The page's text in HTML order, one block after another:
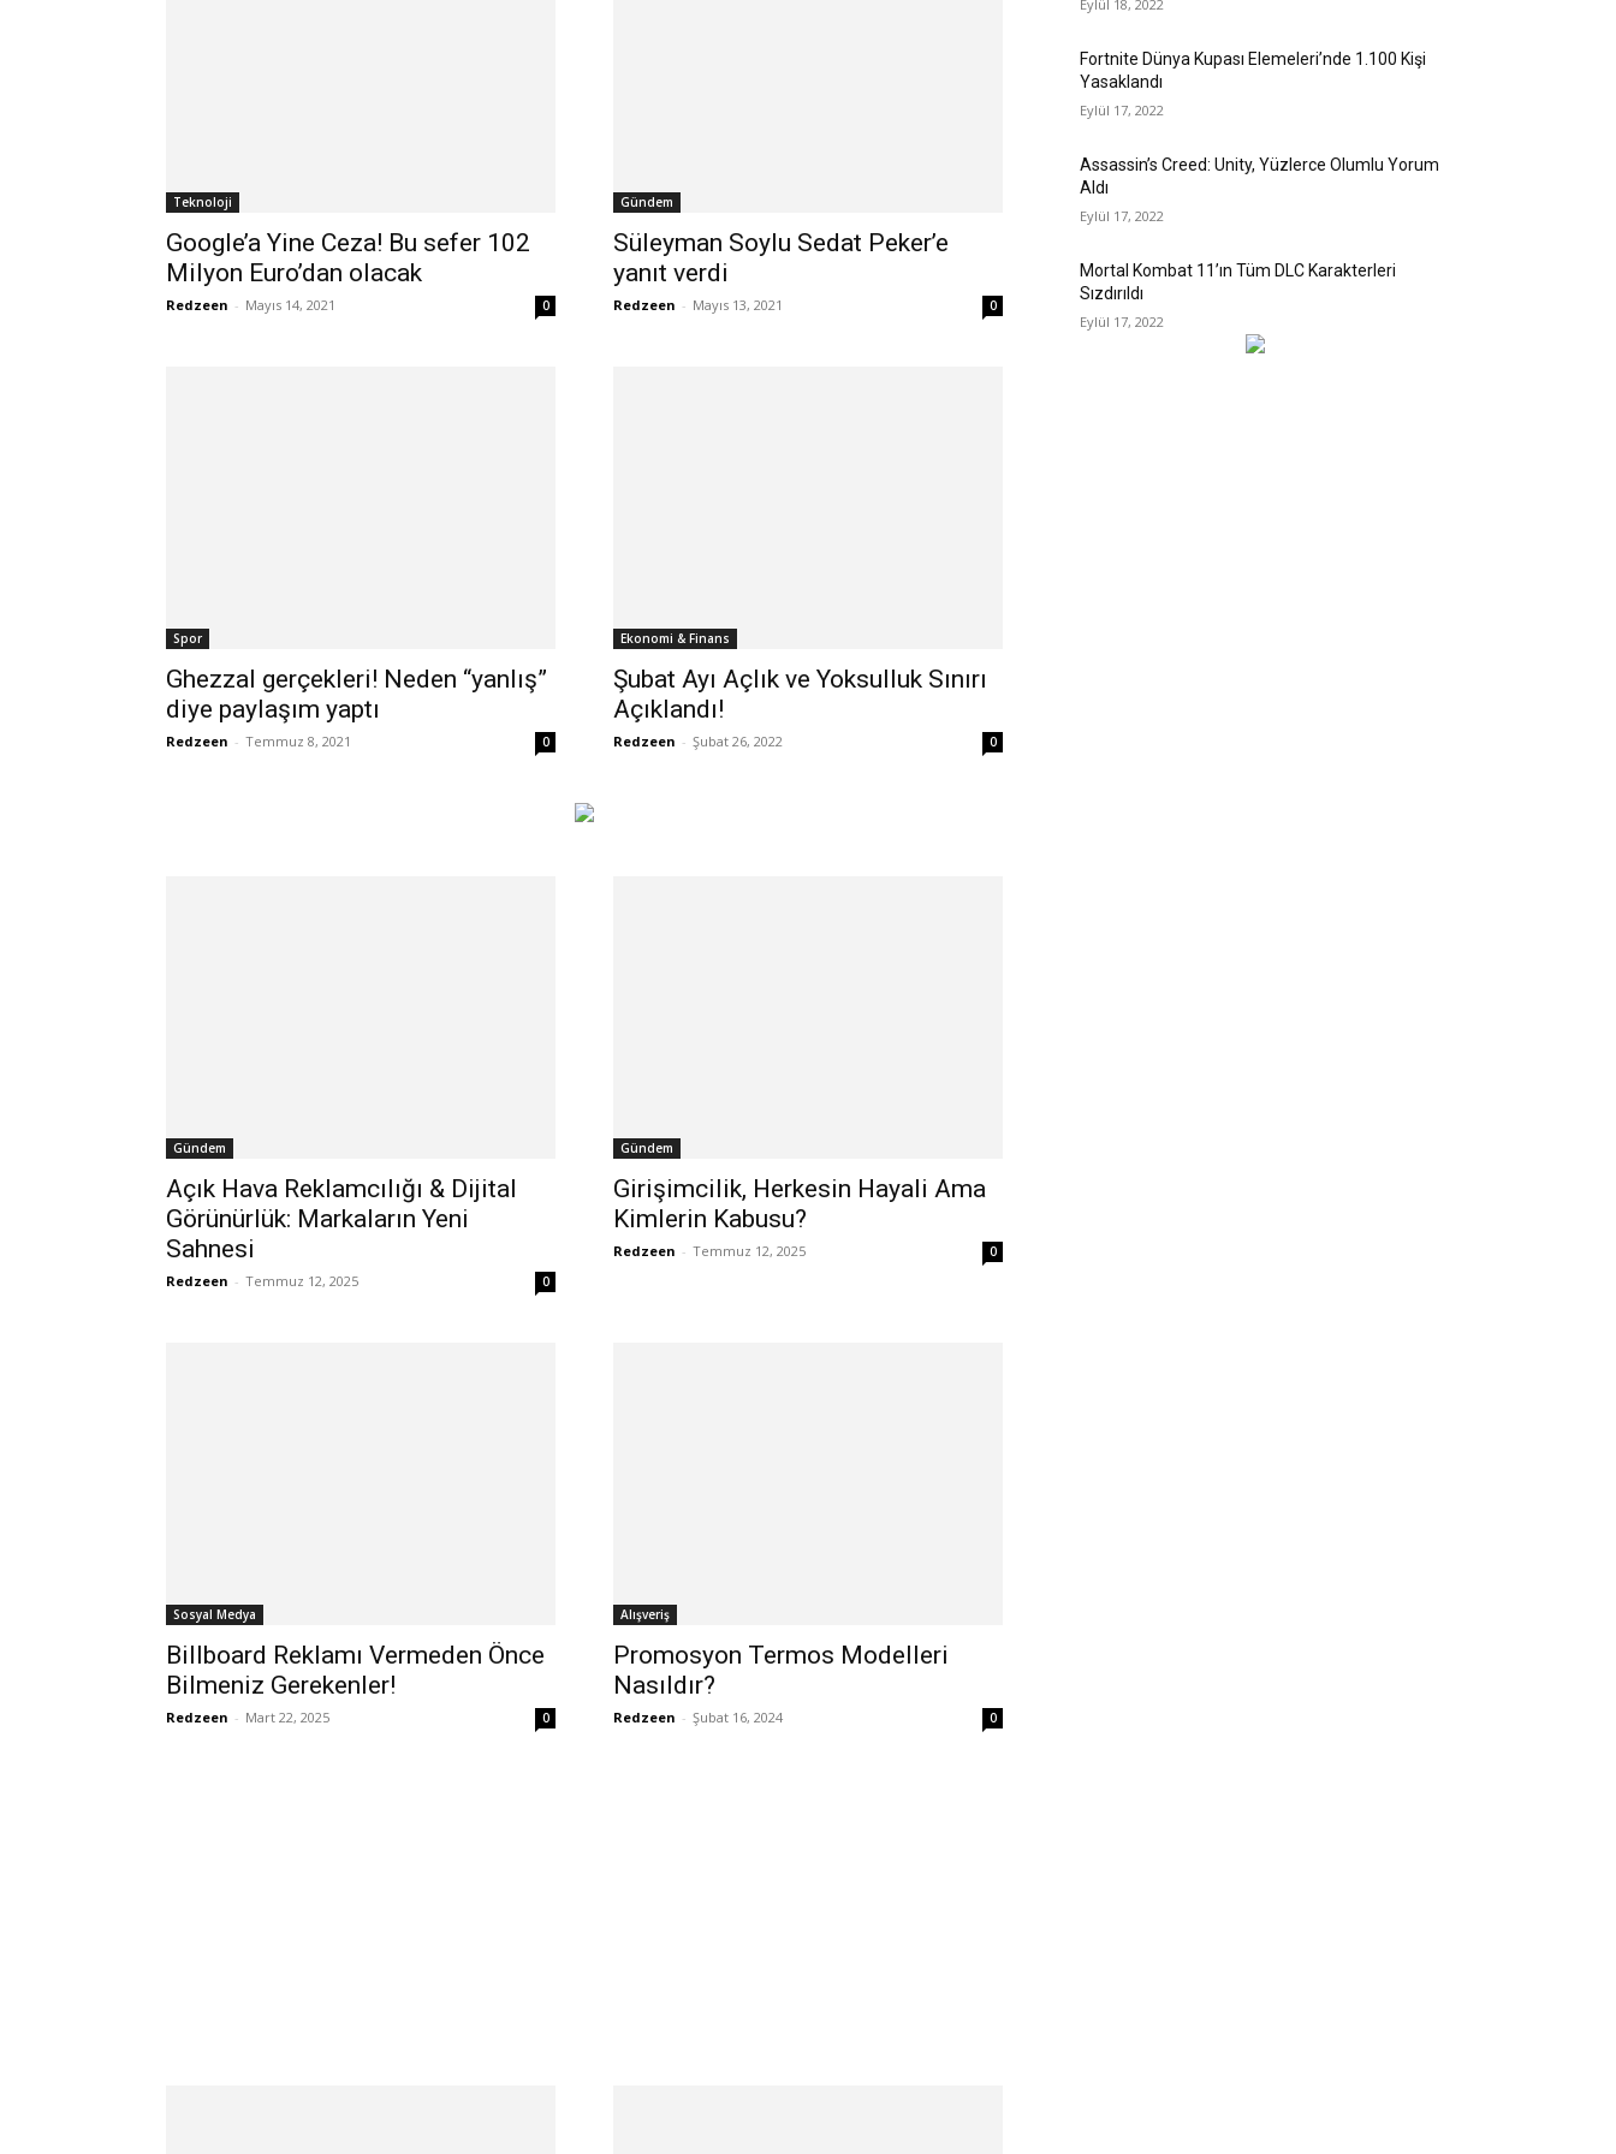
Teknoloji
Google’a Yine Ceza! Bu sefer 102
Milyon Euro’dan olacak
Redzeen - Mayıs 14, 2021 0
Gündem
Süleyman Soylu Sedat Peker’e
yanıt verdi
Redzeen - Mayıs 13, 2021 0
Spor
Ghezzal gerçekleri! Neden “yanlış”
diye paylaşım yaptı
Redzeen - Temmuz 8, 2021 0
Ekonomi & Finans
Şubat Ayı Açlık ve Yoksulluk Sınırı
Açıklandı!
Redzeen - Şubat 26, 2022 0
Gündem
Açık Hava Reklamcılığı & Dijital
Görünürlük: Markaların Yeni
Sahnesi
Redzeen - Temmuz 12, 2025 0
Gündem
Girişimcilik, Herkesin Hayali Ama
Kimlerin Kabusu?
Redzeen - Temmuz 12, 2025 0
Sosyal Medya
Billboard Reklamı Vermeden Önce
Bilmeniz Gerekenler!
Redzeen - Mart 22, 2025 0
Alışveriş
Promosyon Termos Modelleri
Nasıldır?
Redzeen - Şubat 16, 2024 0
Eylül 18, 2022
Fortnite Dünya Kupası Elemeleri’nde 1.100 Kişi
Yasaklandı
Eylül 17, 2022
Assassin’s Creed: Unity, Yüzlerce Olumlu Yorum
Aldı
Eylül 17, 2022
Mortal Kombat 11’ın Tüm DLC Karakterleri
Sızdırıldı
Eylül 17, 2022